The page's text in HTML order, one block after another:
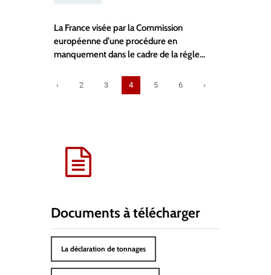
La France visée par la Commission
européenne d’une procédure en
manquement dans le cadre de la régle...
‹ 2 3 4 5 6 ›
Documents à télécharger
La déclaration de tonnages